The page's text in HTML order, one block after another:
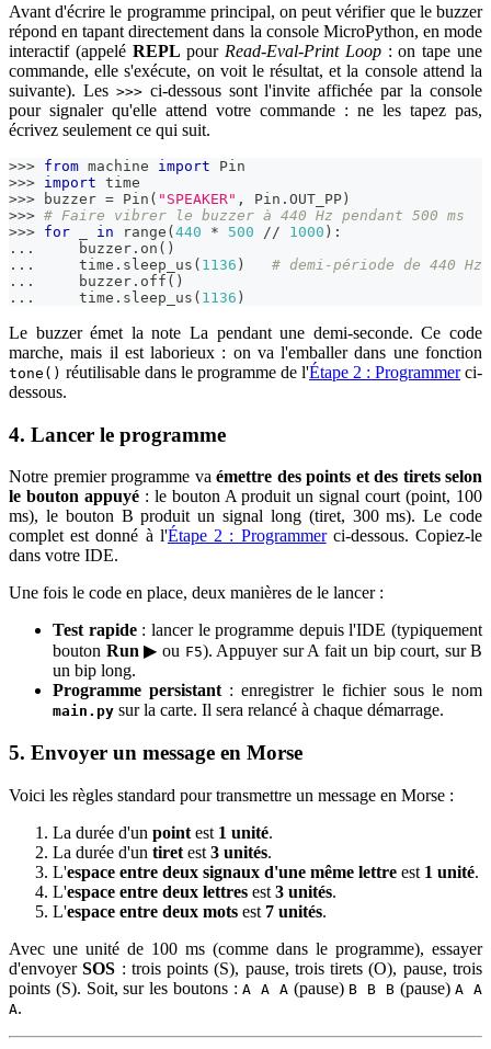
Avant d'écrire le programme principal, on peut vérifier que le buzzer
répond en tapant directement dans la console MicroPython, en mode
interactif (appelé REPL pour Read-Eval-Print Loop: on tape une
commande, elle s'exécute, on voit le résultat, et la console attend la
suivante). Les >>>ci-dessous sont l'invite affichée par la console
pour signaler qu'elle attend votre commande : ne les tapez pas,
écrivez seulement ce qui suit.
>>> from machine import Pin
>>> import time
>>> buzzer = Pin ( "SPEAKER" , Pin . OUT_PP )
>>> # Faire vibrer le buzzer à 440 Hz pendant 500 ms
>>> for in range ( 440 * 500 // 1000 ) :
. . .
     buzzer
. on ( )
. . .
     time
. sleep_us ( 1136 )
# demi-période de 440 Hz
. . .
     buzzer
. off ( )
. . .
     time
. sleep_us ( 1136 )
Le buzzer émet la note La pendant une demi-seconde. Ce code
marche, mais il est laborieux : on va l'emballer dans une fonction
tone() réutilisable dans le programme de l'Étape 2 : Programmerci-
dessous.
4. Lancer le programme
Notre premier programme va émettre des points et des tirets selon
le bouton appuyé: le bouton A produit un signal court (point, 100
ms), le bouton B produit un signal long (tiret, 300 ms). Le code
complet est donné à l'Étape 2 : Programmerci-dessous. Copiez-le
dans votre IDE.
Une fois le code en place, deux manières de le lancer :
Test rapide: lancer le programme depuis l'IDE (typiquement
bouton Run ▶ ou F5). Appuyer sur A fait un bip court, sur B
un bip long.
Programme persistant : enregistrer le fichier sous le nom
main.py sur la carte. Il sera relancé à chaque démarrage.
5. Envoyer un message en Morse
Voici les règles standard pour transmettre un message en Morse :
La durée d'un point est 1 unité.
La durée d'un tiret est 3 unités.
L'espace entre deux signaux d'une même lettre est 1 unité.
L'espace entre deux lettres est 3 unités.
L'espace entre deux mots est 7 unités.
Avec une unité de 100 ms (comme dans le programme), essayer
d'envoyerSOS : trois points (S), pause, trois tirets (O), pause, trois
points (S). Soit, sur les boutons :A A A(pause) B B B(pause)A A
A.